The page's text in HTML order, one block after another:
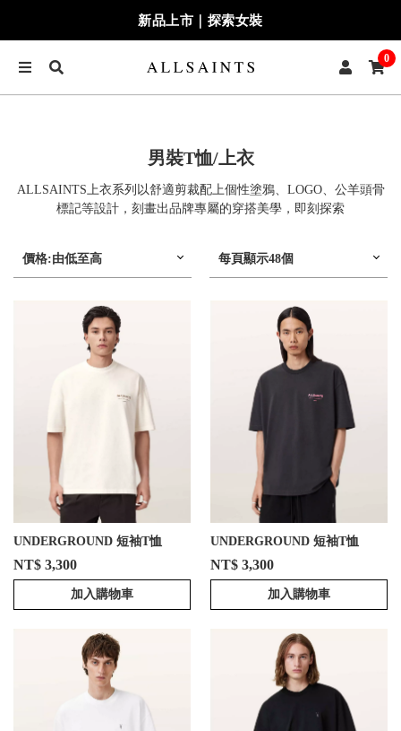
季末七折最終追加｜兩件再9折
0
男裝T恤/上衣
ALLSAINTS上衣系列以舒適剪裁配上個性塗鴉、LOGO、公羊頭骨
標記等設計，刻畫出品牌專屬的穿搭美學，即刻探索
價格:由低至高 每頁顯示48個
UNDERGROUND 短袖T恤
NT$ 3,300
加入購物車
UNDERGROUND 短袖T恤
NT$ 3,300
加入購物車